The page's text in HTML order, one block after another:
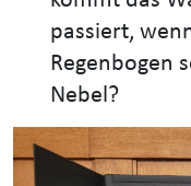
passiert,
Regenbogen
Nebel?